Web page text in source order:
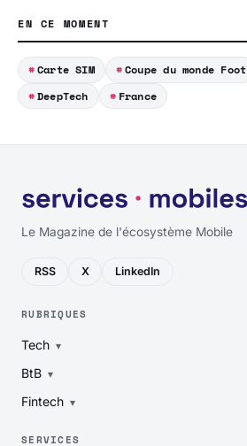
EN CE MOMENT
Carte SIM Coupe du monde Foot
DeepTech
France
Le Magazine de l'écosystème Mobile
RSS X LinkedIn
RUBRIQUES
Tech
BtB
Fintech
SERVICES